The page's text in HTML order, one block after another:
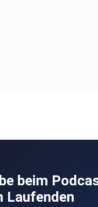
beim
Laufenden